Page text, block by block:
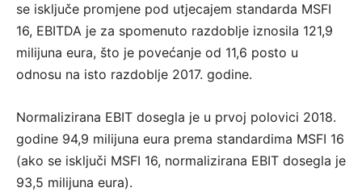
se isključe promjene pod utjecajem standarda MSFI
16, EBITDA je za spomenuto razdoblje iznosila 121,9
milijuna eura, što je povećanje od 11,6 posto u
odnosu na isto razdoblje 2017. godine.
Normalizirana EBIT dosegla je u prvoj polovici 2018.
godine 94,9 milijuna eura prema standardima MSFI 16
(ako se isključi MSFI 16, normalizirana EBIT dosegla je
93,5 milijuna eura).